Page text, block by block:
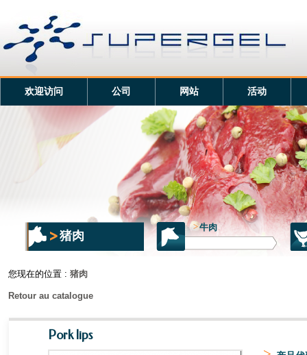
欢迎访问 公司 网站 活动
猪肉
>牛肉
您现在的位置 : 猪肉
Retour au catalogue
Pork lips